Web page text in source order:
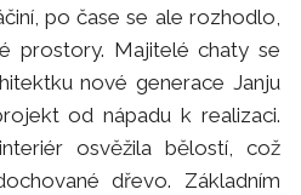
po čase se ale rozhodlo,
prostory. Majitelé chaty se
nové generace Janju
od nápadu k realizaci.
osvěžila bělostí, což
dřevo. Základním